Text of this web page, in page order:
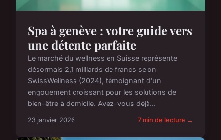
Spa à genève : votre guide vers
une détente parfaite
Le marché du wellness en Suisse représente
désormais 2,1 milliards de francs selon
SwissWellness (2024), témoignant d'un
engouement croissant pour les solutions de
bien-être à domicile. Avez-vous déjà...
23 janvier 2026 7 min de lecture →